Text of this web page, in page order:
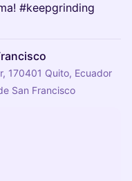
#keepgrinding
170401 Quito, Ecuador
San Francisco